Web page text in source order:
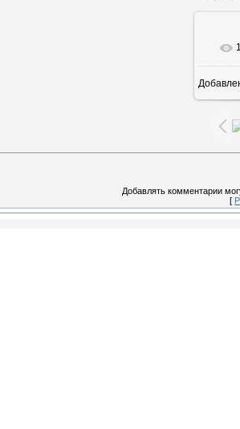
Добавлять комментарии
[